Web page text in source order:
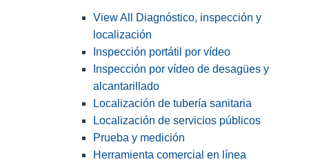
View All Diagnóstico, inspección y
localización
Inspección portátil por vídeo
Inspección por vídeo de desagües y
alcantarillado
Localización de tubería sanitaria
Localización de servicios públicos
Prueba y medición
Herramienta comercial en línea